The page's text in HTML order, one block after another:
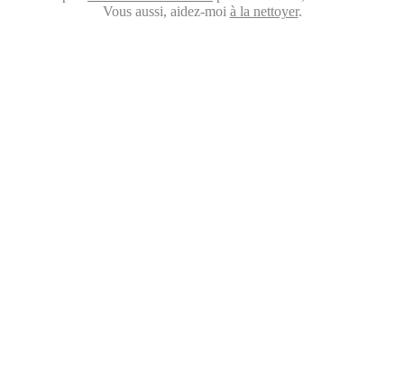
Vous aussi, aidez-moi à la nettoyer.